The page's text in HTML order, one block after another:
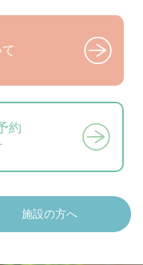
約
施設の方へ